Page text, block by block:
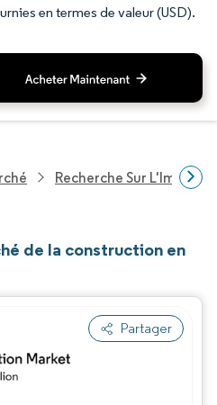
en termes de valeur (USD).
Recherche Sur
de la construction en
Partager